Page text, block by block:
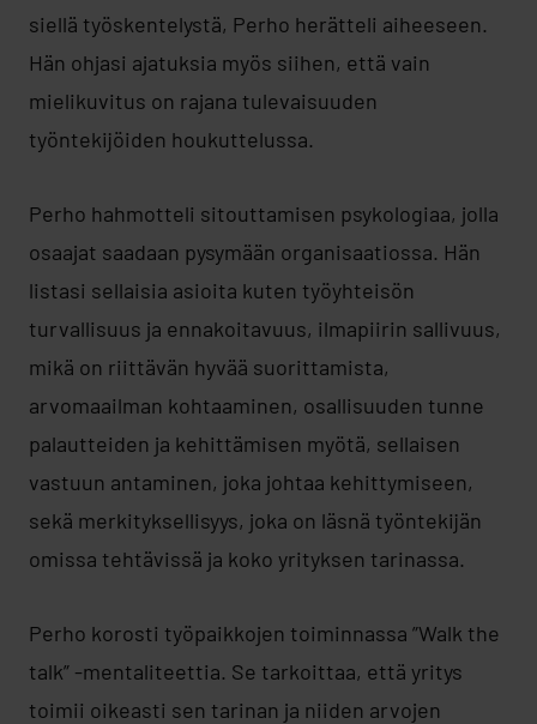
siellä työskentelystä, Perho herätteli aiheeseen.
Hän ohjasi ajatuksia myös siihen, että vain
mielikuvitus on rajana tulevaisuuden
työntekijöiden houkuttelussa.
Perho hahmotteli sitouttamisen psykologiaa, jolla
osaajat saadaan pysymään organisaatiossa. Hän
listasi sellaisia asioita kuten työyhteisön
turvallisuus ja ennakoitavuus, ilmapiirin sallivuus,
mikä on riittävän hyvää suorittamista,
arvomaailman kohtaaminen, osallisuuden tunne
palautteiden ja kehittämisen myötä, sellaisen
vastuun antaminen, joka johtaa kehittymiseen,
sekä merkityksellisyys, joka on läsnä työntekijän
omissa tehtävissä ja koko yrityksen tarinassa.
Perho korosti työpaikkojen toiminnassa ”Walk the
talk” -mentaliteettia. Se tarkoittaa, että yritys
toimii oikeasti sen tarinan ja niiden arvojen